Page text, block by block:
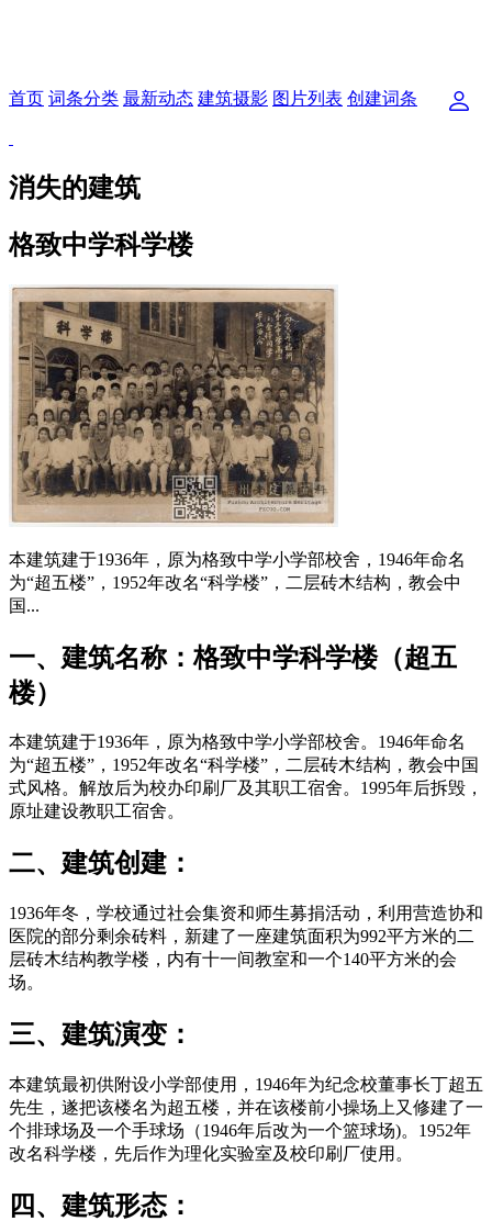
首页 词条分类 最新动态 建筑摄影 图片列表 创建词条
消失的建筑
格致中学科学楼
本建筑建于1936年，原为格致中学小学部校舍，1946年命名
为“超五楼”，1952年改名“科学楼”，二层砖木结构，教会中
国...
一、建筑名称：格致中学科学楼（超五
楼）
本建筑建于1936年，原为格致中学小学部校舍。1946年命名
为“超五楼”，1952年改名“科学楼”，二层砖木结构，教会中国
式风格。解放后为校办印刷厂及其职工宿舍。1995年后拆毁，
原址建设教职工宿舍。
二、建筑创建：
1936年冬，学校通过社会集资和师生募捐活动，利用营造协和
医院的部分剩余砖料，新建了一座建筑面积为992平方米的二
层砖木结构教学楼，内有十一间教室和一个140平方米的会
场。
三、建筑演变：
本建筑最初供附设小学部使用，1946年为纪念校董事长丁超五
先生，遂把该楼名为超五楼，并在该楼前小操场上又修建了一
个排球场及一个手球场（1946年后改为一个篮球场)。1952年
改名科学楼，先后作为理化实验室及校印刷厂使用。
四、建筑形态：